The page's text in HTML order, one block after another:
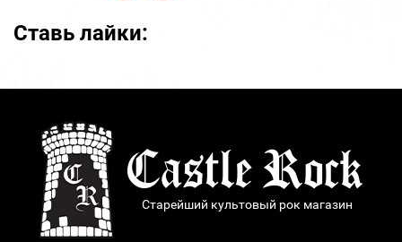
Ставь лайки:
Старейший культовый рок магазин